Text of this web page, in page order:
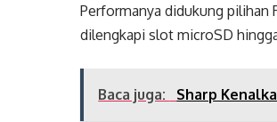
Performanya didukung pilihan
dilengkapi slot microSD
Baca juga: Sharp